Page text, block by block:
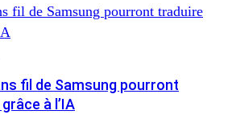
fil de Samsung pourront
à l’IA